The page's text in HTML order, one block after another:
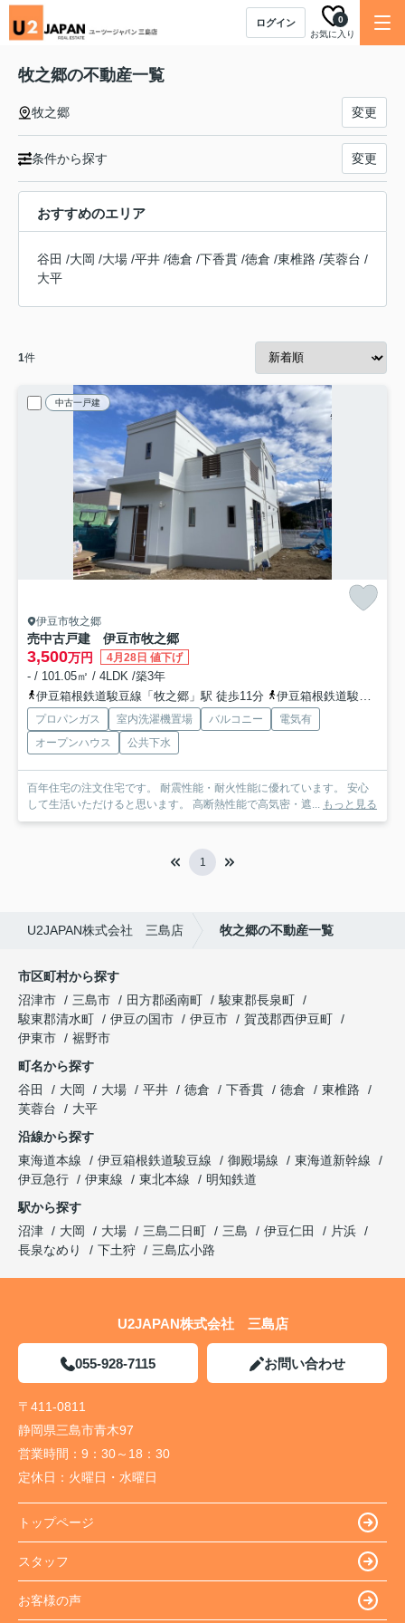
ログイン
お気に入り
0
牧之郷の不動産一覧
牧之郷 変更
条件から探す 変更
おすすめのエリア
谷田 /大岡 /大場 /平井 /徳倉 /下香貫 /徳倉 /東椎路 /芙蓉台 /
大平
1件
中古一戸建
伊豆市牧之郷
売中古戸建 伊豆市牧之郷
3,500万円 4月28日 値下げ
- / 101.05㎡ / 4LDK /築3年
伊豆箱根鉄道駿豆線「牧之郷」駅 徒歩11分
伊豆箱根鉄道駿豆線「大仁」駅 徒歩26分
プロパンガス 室内洗濯機置場 バルコニー
電気有
オープンハウス
公共下水
百年住宅の注文住宅です。 耐震性能・耐火性能に優れています。 安心
して生活いただけると思います。 高断熱性能で高気密・遮... もっと見る
1
U2JAPAN株式会社 三島店 牧之郷の不動産一覧
市区町村から探す
沼津市
三島市 田方郡函南町
駿東郡長泉町
駿東郡清水町
伊豆の国市 伊豆市
賀茂郡西伊豆町
伊東市
裾野市
町名から探す
谷田
大岡 大場 平井 徳倉 下香貫 徳倉
東椎路
芙蓉台
大平
沿線から探す
東海道本線
伊豆箱根鉄道駿豆線 御殿場線
東海道新幹線
伊豆急行
伊東線 東北本線
明知鉄道
駅から探す
沼津
大岡 大場 三島二日町 三島 伊豆仁田
片浜
長泉なめり
下土狩 三島広小路
U2JAPAN株式会社 三島店
055-928-7115 お問い合わせ
〒411-0811
静岡県三島市青木97
営業時間： 9：30～18：30
定休日： 火曜日・水曜日
トップページ
スタッフ
お客様の声